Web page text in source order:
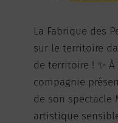
La Fabrique des
sur le territoire
de territoire ! ✨
compagnie
de son spectacle
artistique